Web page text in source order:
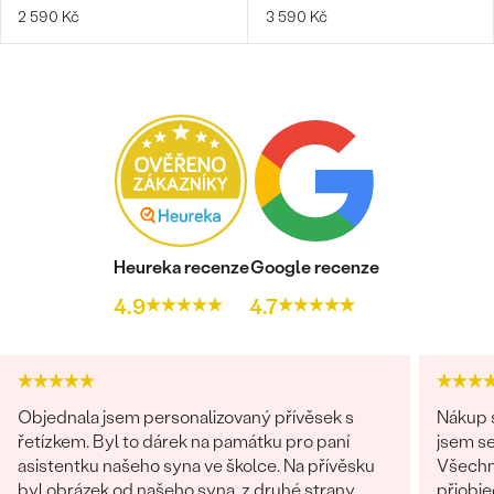
2 590 Kč 3 590 Kč
Heureka recenze
4.9
Google recenze
4.7
Objednala jsem personalizovaný přívěsek s
řetízkem. Byl to dárek na památku pro paní
asistentku našeho syna ve školce. Na přívěsku
Nákup
jsem